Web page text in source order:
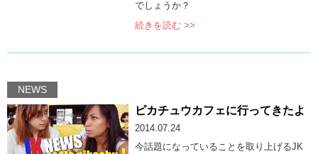
でしょうか？
続きを読む >>
NEWS
ピカチュウカフェに行ってきたよ
2014.07.24
今話題になっていることを取り上げるJK